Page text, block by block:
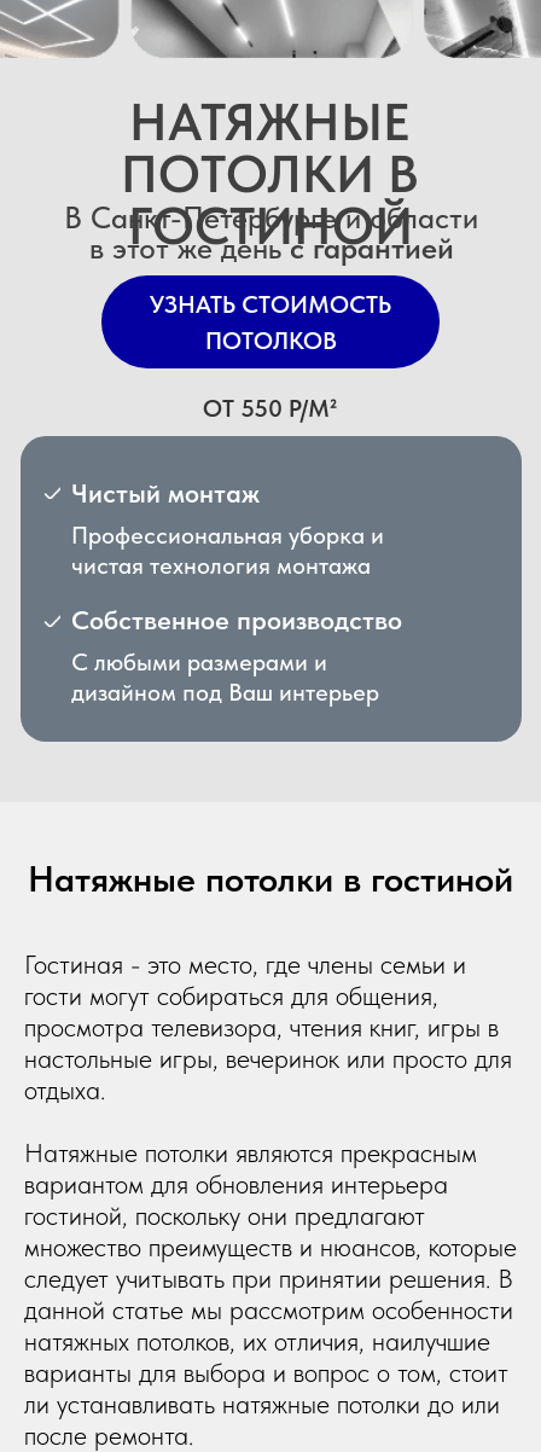
С любыми размерами и
дизайном под Ваш интерьер
Чистый монтаж
Собственное производство
Натяжные потолки в гостиной
Гостиная - это место, где члены семьи и
гости могут собираться для общения,
просмотра телевизора, чтения книг, игры в
настольные игры, вечеринок или просто для
отдыха.
Натяжные потолки являются прекрасным
вариантом для обновления интерьера
гостиной, поскольку они предлагают
множество преимуществ и нюансов, которые
следует учитывать при принятии решения. В
данной статье мы рассмотрим особенности
натяжных потолков, их отличия, наилучшие
варианты для выбора и вопрос о том, стоит
ли устанавливать натяжные потолки до или
после ремонта.